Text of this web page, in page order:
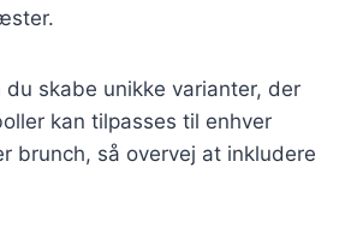
skabe unikke varianter, der
kan tilpasses til enhver
brunch, så overvej at inkludere